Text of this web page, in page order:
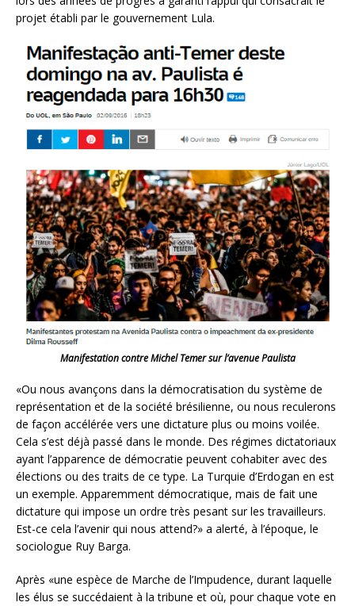
projet établi par le gouvernement Lula.
Manifestation contre Michel Temer sur l’avenue Paulista
«Ou nous avançons dans la démocratisation du système de
représentation et de la société brésilienne, ou nous reculerons
de façon accélérée vers une dictature plus ou moins voilée.
Cela s’est déjà passé dans le monde. Des régimes dictatoriaux
ayant l’apparence de démocratie peuvent cohabiter avec des
élections ou des traits de ce type. La Turquie d’Erdogan en est
un exemple. Apparemment démocratique, mais de fait une
dictature qui impose un ordre très pesant sur les travailleurs.
Est-ce cela l’avenir qui nous attend?» a alerté, à l’époque, le
sociologue Ruy Barga.
Après «une espèce de Marche de l’Impudence, durant laquelle
les élus se succédaient à la tribune et où, pour chaque vote en